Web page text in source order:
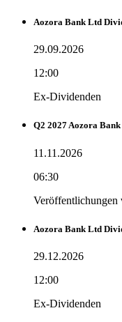
Aozora Bank Ltd
29.09.2026
12:00
Ex-Dividenden
Q2 2027 Aozora
11.11.2026
06:30
Veröffentlichungen
Aozora Bank Ltd
29.12.2026
12:00
Ex-Dividenden